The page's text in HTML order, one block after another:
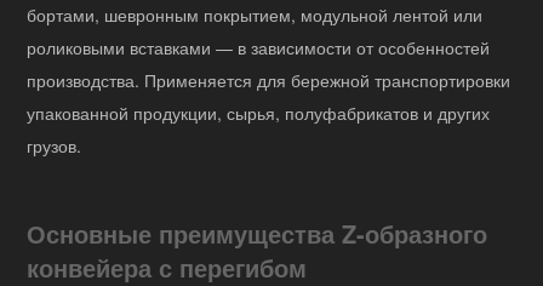
бортами, шевронным покрытием, модульной лентой или
роликовыми вставками — в зависимости от особенностей
производства. Применяется для бережной транспортировки
упакованной продукции, сырья, полуфабрикатов и других
грузов.
Основные преимущества Z-образного
конвейера с перегибом